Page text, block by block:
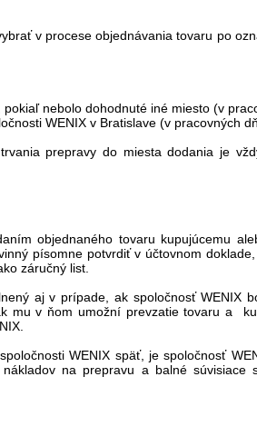
v procese objednávania tovaru po
nebolo dohodnuté iné miesto (v
WENIX v Bratislave (v pracovných
prepravy do miesta dodania je
objednaného tovaru kupujúcemu
písomne potvrdiť v účtovnom
záručný list.
aj v prípade, ak spoločnosť WENIX
mu v ňom umožní prevzatie tovaru a
WENIX späť, je spoločnosť
na prepravu a balné súvisiace